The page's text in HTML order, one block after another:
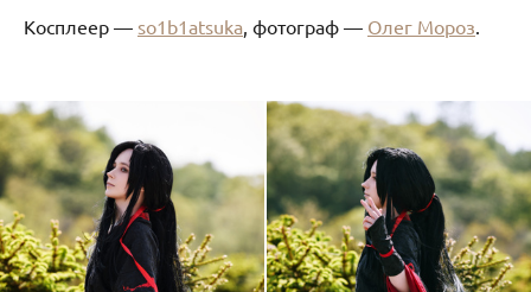
Косплеер — so1b1atsuka, фотограф — Олег Мороз.